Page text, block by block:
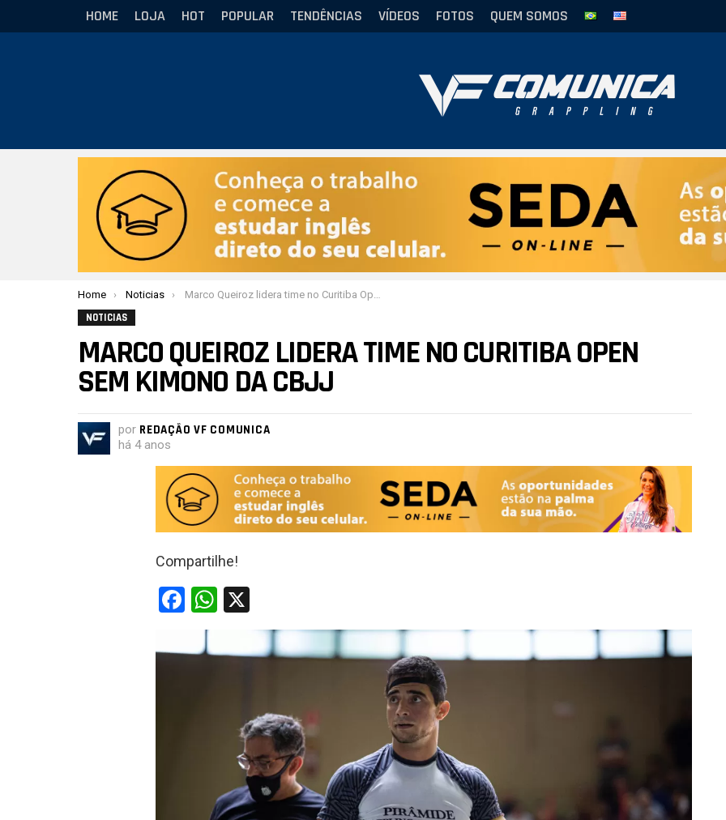
HOME LOJA HOT POPULAR TENDÊNCIAS VÍDEOS FOTOS QUEM SOMOS
Você está aqui:
Home Noticias Marco Queiroz lidera time no Curitiba Open Sem Kimono da CBJJ
NOTICIAS
MARCO QUEIROZ LIDERA TIME NO CURITIBA OPEN
SEM KIMONO DA CBJJ
por REDAÇÃO VF COMUNICA
há 4 anos
Compartilhe!
F
ce
W
at